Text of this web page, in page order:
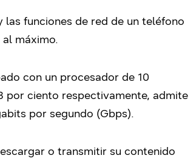
funciones de red de un teléfono
máximo.
con un procesador de 10
por ciento respectivamente, admite
por segundo (Gbps).
o transmitir su contenido